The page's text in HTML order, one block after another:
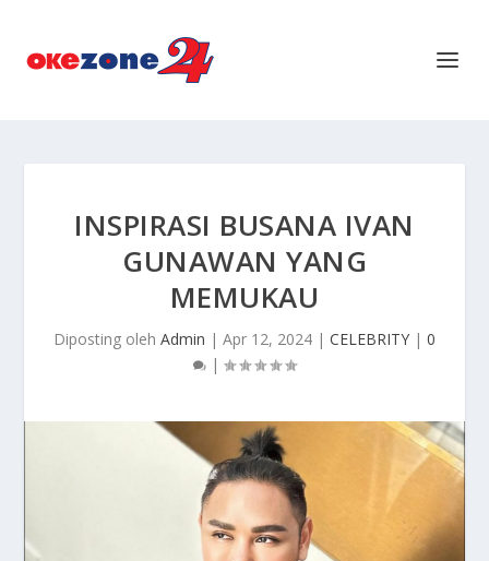
INSPIRASI BUSANA IVAN
GUNAWAN YANG
MEMUKAU
Diposting oleh Admin | Apr 12, 2024 | CELEBRITY | 0
|